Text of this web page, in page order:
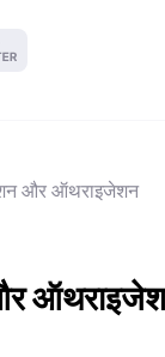
और ऑथराइजेशन